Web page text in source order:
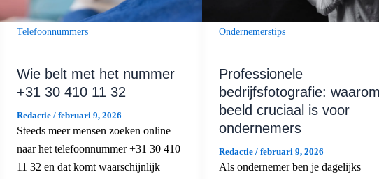
Telefoonnummers
Wie belt met het nummer
+31 30 410 11 32
Redactie / februari 9, 2026
Steeds meer mensen zoeken online
naar het telefoonnummer +31 30 410
11 32 en dat komt waarschijnlijk
Ondernemerstips
Professionele
bedrijfsfotografie: waarom
beeld cruciaal is voor
ondernemers
Redactie / februari 9, 2026
Als ondernemer ben je dagelijks